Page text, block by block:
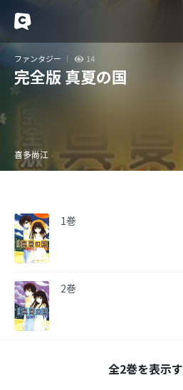
ファンタジー 14
完全版 真夏の国
喜多尚江
1巻
2巻
全2巻を表示